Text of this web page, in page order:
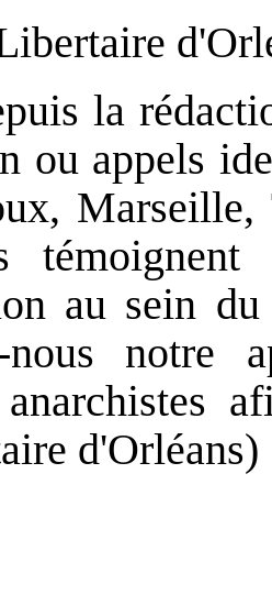
la
ou appels
témoignent
au sein
nous
d'Orléans)